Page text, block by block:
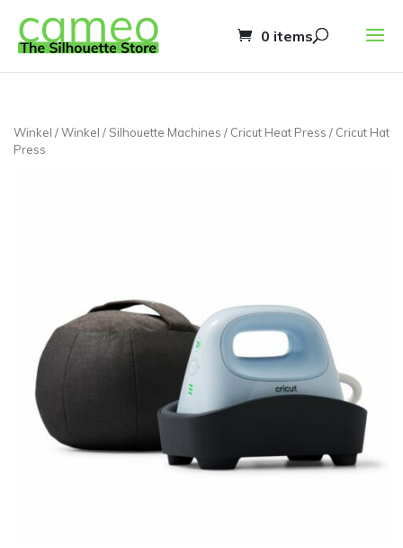
0 items
Winkel /Winkel / Silhouette Machines / Cricut Heat Press / Cricut Hat
Press